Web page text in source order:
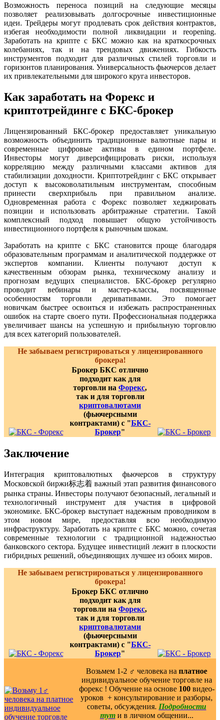
Возможность переноса позиций на следующие месяцы
позволяет реализовывать долгосрочные инвестиционные
идеи. Трейдеры могут продлевать срок действия контрактов,
избегая необходимости полной ликвидации и reopening.
Заработать на крипте с БКС можно как на краткосрочных
колебаниях, так и на трендовых движениях. Гибкость
инструментов подходит для различных стилей торговли и
горизонтов планирования. Универсальность фьючерсов делает
их привлекательными для широкого круга инвесторов.
Как заработать на Форекс и
криптотрейдинге с БКС-брокер
Лицензированный БКС-брокер предоставляет уникальную
возможность объединить традиционные валютные пары и
современные цифровые активы в едином портфеле.
Инвесторы могут диверсифицировать риски, используя
корреляцию между различными классами активов для
стабилизации доходности. Криптотрейдинг с БКС открывает
доступ к высоковолатильным инструментам, способным
принести сверхприбыль при правильном анализе.
Одновременная работа с Форекс позволяет хеджировать
позиции и использовать арбитражные стратегии. Такой
комплексный подход повышает общую устойчивость
инвестиционного портфеля к рыночным шокам.
Заработать на крипте с БКС становится проще благодаря
образовательным программам и аналитической поддержке от
экспертов компании. Клиенты получают доступ к
качественным обзорам рынка, техническому анализу и
прогнозам ведущих специалистов. БКС-брокер регулярно
проводит вебинары и мастер-классы, посвященные
особенностям торговли деривативами. Это помогает
новичкам быстрее освоиться и избежать распространенных
ошибок на старте своего пути. Профессиональная поддержка
увеличивает шансы на успешную и прибыльную торговлю
для всех категорий пользователей.
Не забываем регистрироваться у лицензированного
брокера!
Брокер БКС отлично
подходит как для
торговли на Форекс,
так и для торговли
криптовалютами
(фьючерсными
контрактами) с "БКС-
Брокер"
Заключение
Интеграция криптовалютных фьючерсов в структуру
Московской биржи标志着 важный этап развития финансового
рынка страны. Инвесторы получают безопасный, легальный и
технологичный инструмент для участия в цифровой
экономике. БКС-брокер выступает надежным проводником в
этом новом мире, предоставляя всю необходимую
инфраструктуру. Заработать на крипте с БКС можно, сочетая
современные технологии с традиционной надежностью
банковского сектора. Будущее инвестиций лежит в плоскости
гибридных решений, объединяющих лучшее из обоих миров.
Не забываем регистрироваться у лицензированного
брокера!
Брокер БКС отлично
подходит как для
торговли на Форекс,
так и для торговли
криптовалютами
(фьючерсными
контрактами) с "БКС-
Брокер"
Возьмем 1-2 ‍♂️ человека на платное
индивидуальное обучение торговле на
форекс ! Обучение на основе 100видео-
уроков ️ + консультирование и разборы,
советы, обсуждения. Подробности
тут и в личном общении...